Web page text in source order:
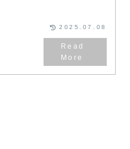
2025.07.08